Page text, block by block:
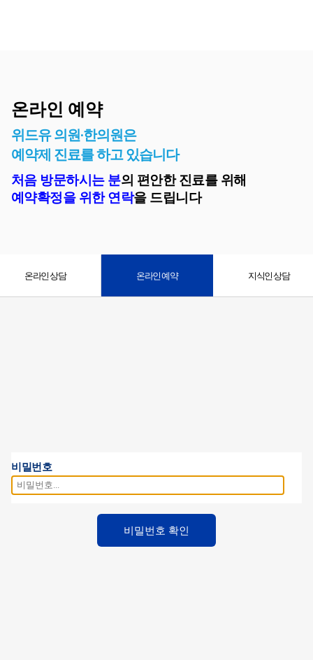
온라인 예약
위드유 의원·한의원은
예약제 진료를 하고 있습니다
처음 방문하시는 분의 편안한 진료를 위해
예약확정을 위한 연락을 드립니다
온라인 상담 온라인 예약 지식인 상담
비밀번호
비밀번호 확인